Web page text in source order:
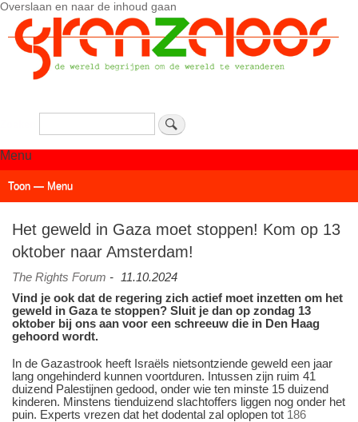
Overslaan en naar de inhoud gaan
Menu
Toon — Menu
Het geweld in Gaza moet stoppen! Kom op 13
oktober naar Amsterdam!
The Rights Forum - 11.10.2024
Vind je ook dat de regering zich actief moet inzetten om het
geweld in Gaza te stoppen? Sluit je dan op zondag 13
oktober bij ons aan voor een schreeuw die in Den Haag
gehoord wordt.
In de Gazastrook heeft Israëls nietsontziende geweld een jaar
lang ongehinderd kunnen voortduren. Intussen zijn ruim 41
duizend Palestijnen gedood, onder wie ten minste 15 duizend
kinderen. Minstens tienduizend slachtoffers liggen nog onder het
puin. Experts vrezen dat het dodental zal oplopen tot 186